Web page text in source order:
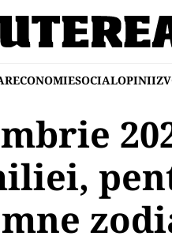
ECONOMIESOCIALOPINII